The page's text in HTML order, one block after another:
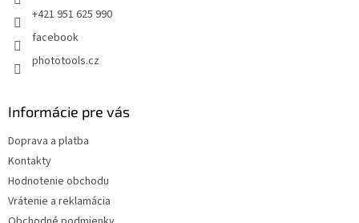
+421 951 625 990
facebook
phototools.cz
Informácie pre vás
Doprava a platba
Kontakty
Hodnotenie obchodu
Vrátenie a reklamácia